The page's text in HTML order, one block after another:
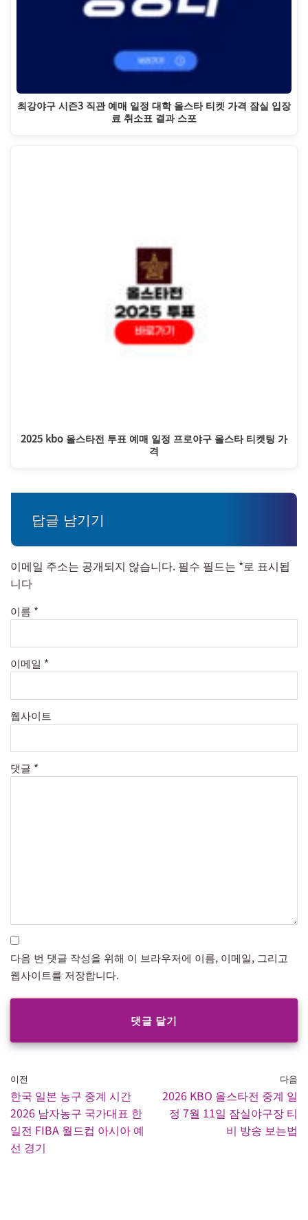
최강야구 시즌3 직관 예매 일정 대학 올스타 티켓 가격 잠실 입장
료 취소표 결과 스포
2025 kbo 올스타전 투표 예매 일정 프로야구 올스타 티켓팅 가
격
답글 남기기
이메일 주소는 공개되지 않습니다. 필수 필드는 *로 표시됩
니다
이름 *
이메일 *
웹사이트
댓글 *
다음 번 댓글 작성을 위해 이 브라우저에 이름, 이메일, 그리고
웹사이트를 저장합니다.
이전
한국 일본 농구 중계 시간
2026 남자농구 국가대표 한
일전 FIBA 월드컵 아시아 예
선 경기
다음
2026 KBO 올스타전 중계 일
정 7월 11일 잠실야구장 티
비 방송 보는법